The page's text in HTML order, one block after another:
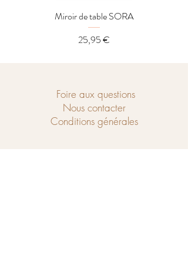
Miroir de table SORA
Prix
25,95 €
Foire aux questions
Nous contacter
Conditions générales